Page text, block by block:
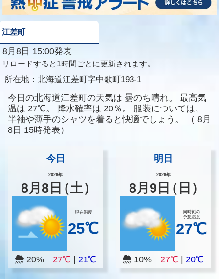
江差町
8月8日 15:00発表
リロードすると1時間ごとに更新されます。
所在地： 北海道江差町字中歌町193-1
今日の北海道江差町の天気は 曇のち晴れ。
最高気
温は 27℃。 降水確率は 20％。
服装については、
半袖や薄手のシャツを着ると快適でしょう。
（ 8月
8日 15時発表）
今日
2026年
8月8 日（土）
現在温度
25℃
20% 27℃ 21℃
明日
2026年
8月 9 日（日）
同時刻の
予想温度
27℃
10% 27℃ |20℃